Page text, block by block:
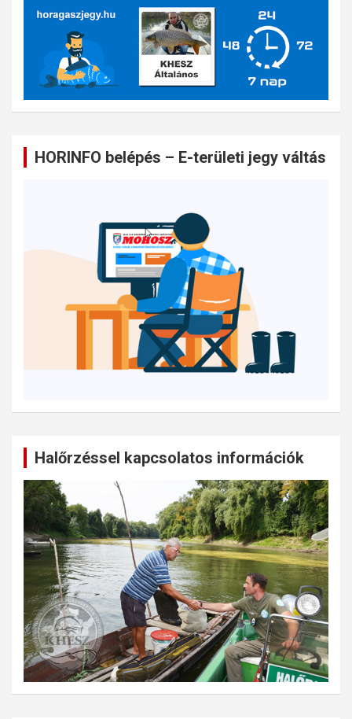
HORINFO belépés – E-területi jegy váltás
Halőrzéssel kapcsolatos információk